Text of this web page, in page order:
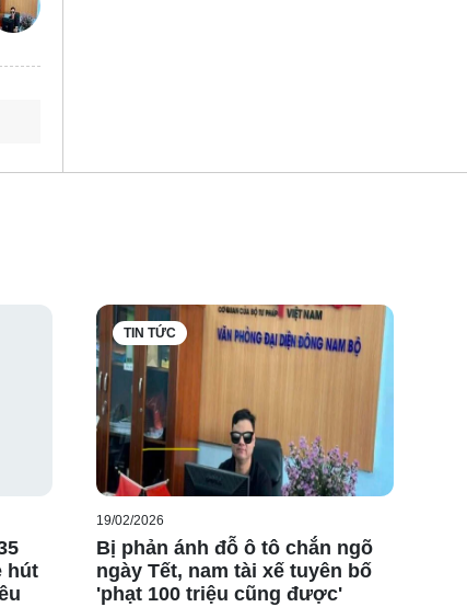
hút
TIN TỨC
19/02/2026
Bị phản ánh đỗ ô tô chắn ngõ
ngày Tết, nam tài xế tuyên bố
'phạt 100 triệu cũng được'